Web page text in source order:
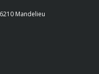
Mandelieu